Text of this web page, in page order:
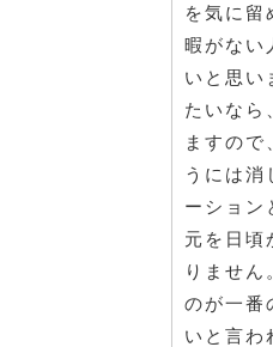
を気に留
暇がない
いと思い
たいなら
ますの
うには消
ーション
元を日頃
りませ
のが一番
いと言わ